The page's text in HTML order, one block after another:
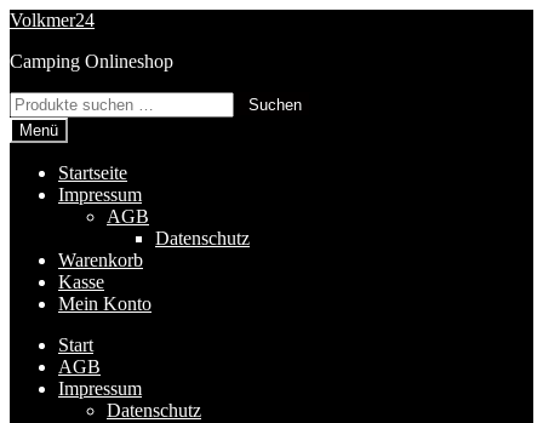
Zur
springen
Zum
springen
Volkmer24
Camping Onlineshop
Suchen
nach:
Suchen
Menü
Startseite
Impressum
AGB
Datenschutz
Warenkorb
Kasse
Mein Konto
Start
AGB
Impressum
Datenschutz